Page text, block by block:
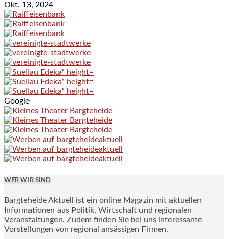
Okt. 13, 2024
Google
WER WIR SIND
Bargteheide Aktuell ist ein online Magazin mit aktuellen
Informationen aus Politik, Wirtschaft und regionalen
Veranstaltungen. Zudem finden Sie bei uns interessante
Vorstellungen von regional ansässigen Firmen.